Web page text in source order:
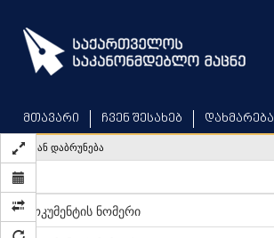
main
content
მთავარი ჩვენ შესახებ დახმარება
უკან დაბრუნება
დოკუმენტის ნომერი